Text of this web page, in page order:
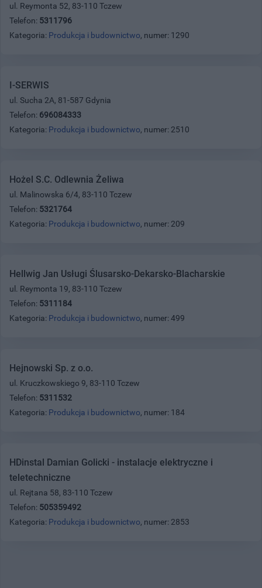
ul. Reymonta 52, 83-110 Tczew
Telefon: 5311796
Kategoria: Produkcja i budownictwo, numer: 1290
I-SERWIS
ul. Sucha 2A, 81-587 Gdynia
Telefon: 696084333
Kategoria: Produkcja i budownictwo, numer: 2510
Hożel S.C. Odlewnia Żeliwa
ul. Malinowska 6/4, 83-110 Tczew
Telefon: 5321764
Kategoria: Produkcja i budownictwo, numer: 209
Hellwig Jan Usługi Ślusarsko-Dekarsko-Blacharskie
ul. Reymonta 19, 83-110 Tczew
Telefon: 5311184
Kategoria: Produkcja i budownictwo, numer: 499
Hejnowski Sp. z o.o.
ul. Kruczkowskiego 9, 83-110 Tczew
Telefon: 5311532
Kategoria: Produkcja i budownictwo, numer: 184
HDinstal Damian Golicki - instalacje elektryczne i
teletechniczne
ul. Rejtana 58, 83-110 Tczew
Telefon: 505359492
Kategoria: Produkcja i budownictwo, numer: 2853